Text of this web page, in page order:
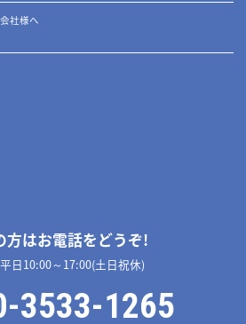
社様へ
方はお電話をどうぞ!
日10:00～17:00(土日祝休)
3533-1265